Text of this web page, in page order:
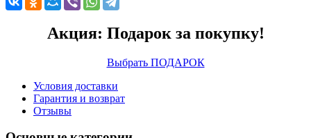
Акция: Подарок за покупку!
Выбрать ПОДАРОК
Условия доставки
Гарантия и возврат
Отзывы